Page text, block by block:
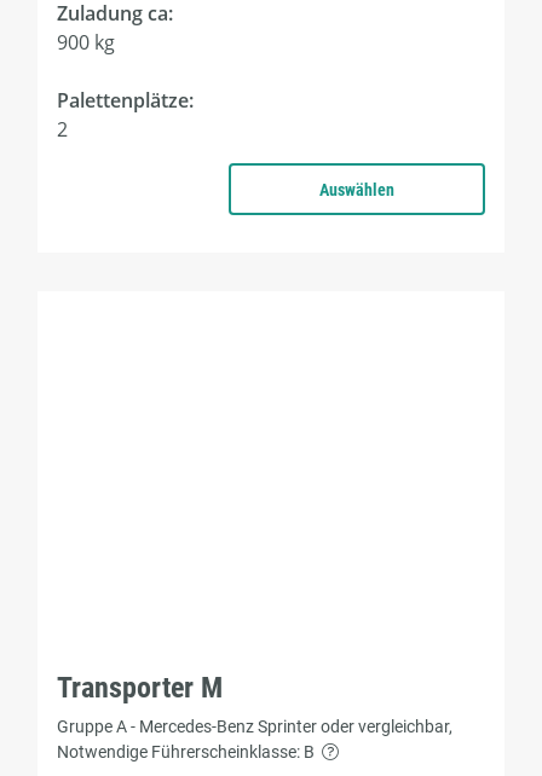
Zuladung ca:
900 kg
Palettenplätze:
2
Auswählen
Transporter M
Gruppe A - Mercedes-Benz Sprinter oder vergleichbar,
Notwendige Führerscheinklasse: B